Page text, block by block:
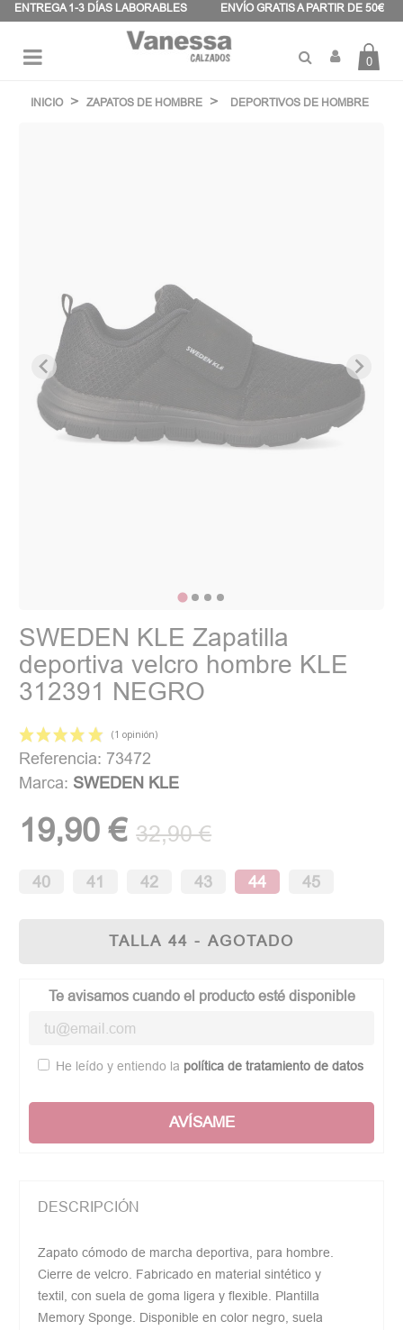
ENTREGA 1-3 DÍAS LABORABLES ENVÍO GRATIS A PARTIR DE 50€
de
palanca
0
INICIO ZAPATOS DE HOMBRE DEPORTIVOS DE HOMBRE
SWEDEN KLE Zapatilla
deportiva velcro hombre KLE
312391 NEGRO
Referencia: 73472
Marca: SWEDEN KLE
19,90 € 32,90 €
40 41 42 43 44 45
TALLA 44 - AGOTADO
Te avisamos cuando el producto esté disponible
He leído y entiendo la política de tratamiento de datos
AVÍSAME
DESCRIPCIÓN
Zapato cómodo de marcha deportiva, para hombre.
Cierre de velcro. Fabricado en material sintético y
textil, con suela de goma ligera y flexible. Plantilla
Memory Sponge. Disponible en color negro, suela
Panel de gestión de cookies